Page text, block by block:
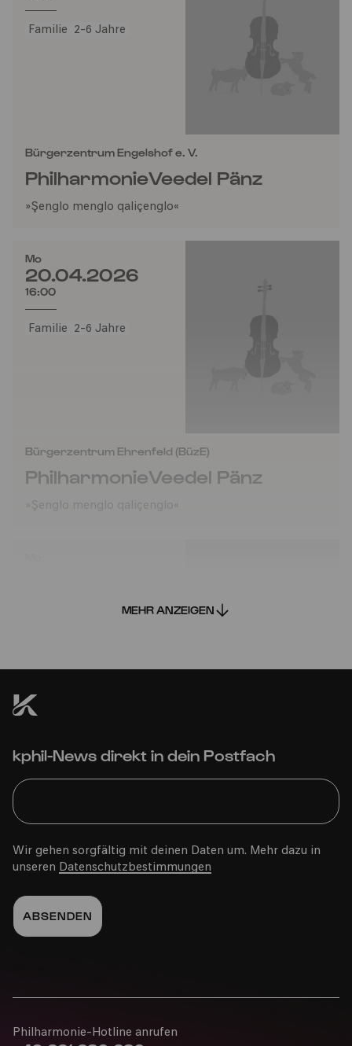
Familie 2-6 Jahre
Bürgerzentrum Engelshof e. V.
PhilharmonieVeedel Pänz
»Şenglo menglo qaliçenglo«
Mo
20.04.2026
16:00
Familie 2-6 Jahre
Bürgerzentrum Ehrenfeld (BüzE)
PhilharmonieVeedel Pänz
Bürgerzentrum Ehrenfeld (BüzE)
PhilharmonieVeedel Pänz
19.04.2026
16:00
MEHR ANZEIGEN
kphil-News direkt in dein Postfach
Wir gehen sorgfältig mit deinen Daten um. Mehr dazu in
unseren Datenschutzbestimmungen
Philharmonie-Hotline anrufen